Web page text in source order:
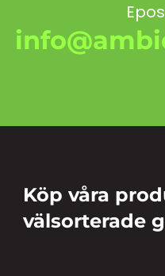
Köp våra
välsorterade